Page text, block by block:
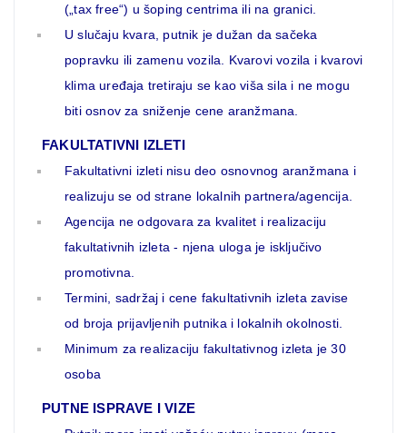
(„tax free“) u šoping centrima ili na granici.
U slučaju kvara, putnik je dužan da sačeka
popravku ili zamenu vozila. Kvarovi vozila i kvarovi
klima uređaja tretiraju se kao viša sila i ne mogu
biti osnov za sniženje cene aranžmana.
FAKULTATIVNI IZLETI
Fakultativni izleti nisu deo osnovnog aranžmana i
realizuju se od strane lokalnih partnera/agencija.
Agencija ne odgovara za kvalitet i realizaciju
fakultativnih izleta - njena uloga je isključivo
promotivna.
Termini, sadržaj i cene fakultativnih izleta zavise
od broja prijavljenih putnika i lokalnih okolnosti.
Minimum za realizaciju fakultativnog izleta je 30
osoba
PUTNE ISPRAVE I VIZE